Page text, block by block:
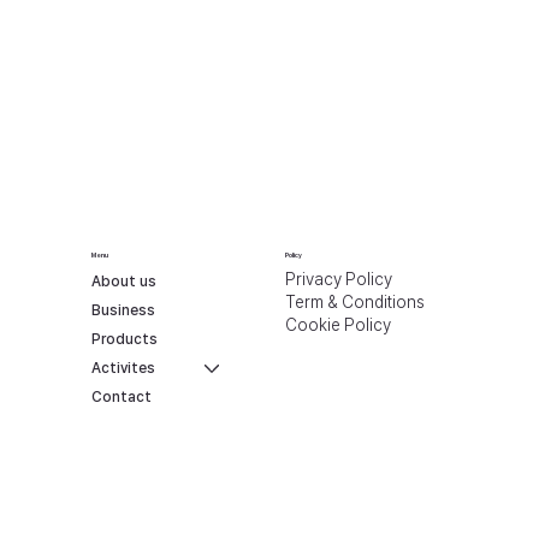
Menu
About us
Business
Products
Activites
Contact
Policy
Privacy Policy
Term & Conditions
Cookie Policy